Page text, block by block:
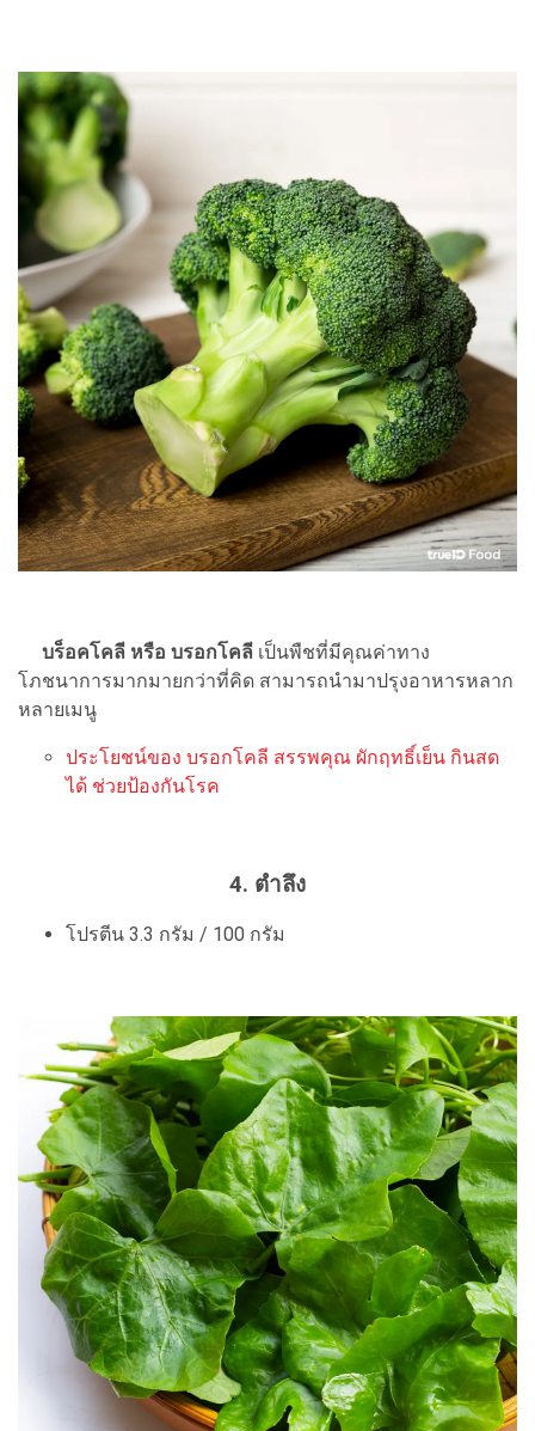
บร็อคโคลี หรือ บรอกโคลี เป็นพืชที่มีคุณค่าทาง
โภชนาการมากมายกว่าที่คิด สามารถนำมาปรุงอาหารหลาก
หลายเมนู
ประโยชน์ของ บรอกโคลี สรรพคุณ ผักฤทธิ์เย็น กินสด
ได้ ช่วยป้องกันโรค
4. ตำลึง
โปรตีน 3.3 กรัม / 100 กรัม